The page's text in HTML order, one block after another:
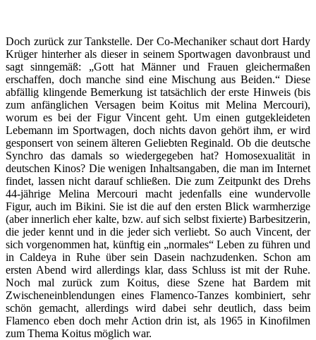
Doch zurück zur Tankstelle. Der Co-Mechaniker schaut dort Hardy
Krüger hinterher als dieser in seinem Sportwagen davonbraust und
sagt sinngemäß: „Gott hat Männer und Frauen gleichermaßen
erschaffen, doch manche sind eine Mischung aus Beiden.“ Diese
abfällig klingende Bemerkung ist tatsächlich der erste Hinweis (bis
zum anfänglichen Versagen beim Koitus mit Melina Mercouri),
worum es bei der Figur Vincent geht. Um einen gutgekleideten
Lebemann im Sportwagen, doch nichts davon gehört ihm, er wird
gesponsert von seinem älteren Geliebten Reginald. Ob die deutsche
Synchro das damals so wiedergegeben hat? Homosexualität in
deutschen Kinos? Die wenigen Inhaltsangaben, die man im Internet
findet, lassen nicht darauf schließen. Die zum Zeitpunkt des Drehs
44-jährige Melina Mercouri macht jedenfalls eine wundervolle
Figur, auch im Bikini. Sie ist die auf den ersten Blick warmherzige
(aber innerlich eher kalte, bzw. auf sich selbst fixierte) Barbesitzerin,
die jeder kennt und in die jeder sich verliebt. So auch Vincent, der
sich vorgenommen hat, künftig ein „normales“ Leben zu führen und
in Caldeya in Ruhe über sein Dasein nachzudenken. Schon am
ersten Abend wird allerdings klar, dass Schluss ist mit der Ruhe.
Noch mal zurück zum Koitus, diese Szene hat Bardem mit
Zwischeneinblendungen eines Flamenco-Tanzes kombiniert, sehr
schön gemacht, allerdings wird dabei sehr deutlich, dass beim
Flamenco eben doch mehr Action drin ist, als 1965 in Kinofilmen
zum Thema Koitus möglich war.